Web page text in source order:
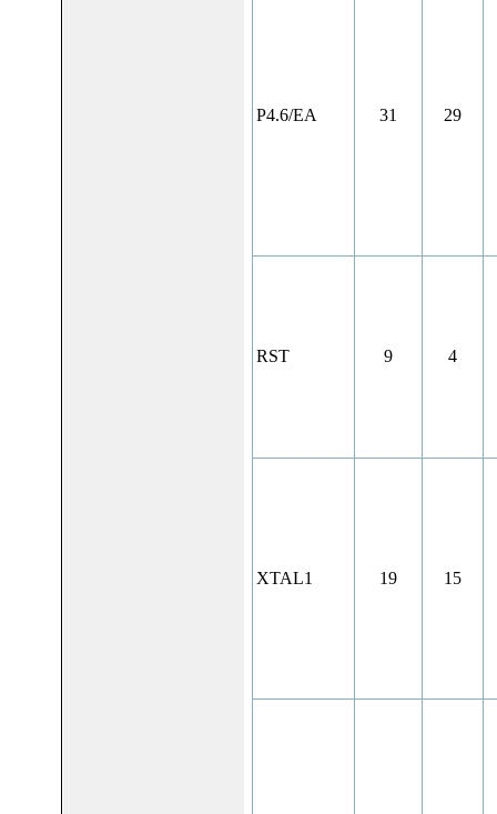
P4.6/EA 31 29
RST 9 4
XTAL1 19 15